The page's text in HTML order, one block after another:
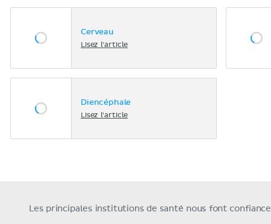
Cerveau
Lisez l'article
Diencéphale
Lisez l'article
Les principales institutions de santé nous font confiance